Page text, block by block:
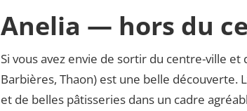
Anelia — hors du
Si vous avez envie de sortir du centre-ville et
Barbières, Thaon) est une belle découverte.
et de belles pâtisseries dans un cadre